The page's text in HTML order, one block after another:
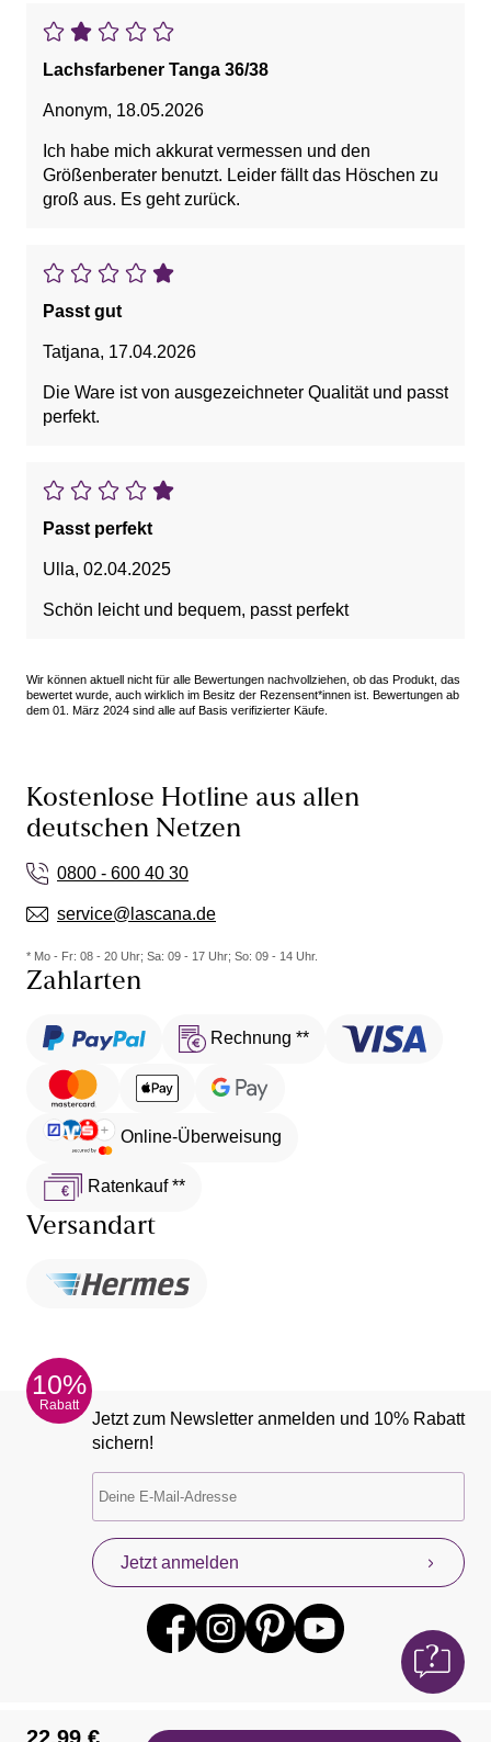
Lachsfarbener Tanga 36/38
Anonym, 18.05.2026
Ich habe mich akkurat vermessen und den
Größenberater benutzt. Leider fällt das Höschen zu
groß aus. Es geht zurück.
Passt gut
Tatjana, 17.04.2026
Die Ware ist von ausgezeichneter Qualität und passt
perfekt.
Passt perfekt
Ulla, 02.04.2025
Schön leicht und bequem, passt perfekt
Wir können aktuell nicht für alle Bewertungen nachvollziehen, ob das Produkt, das
bewertet wurde, auch wirklich im Besitz der Rezensent*innen ist. Bewertungen ab
dem 01. März 2024 sind alle auf Basis verifizierter Käufe.
Kostenlose Hotline aus allen
deutschen Netzen
0800 - 600 40 30
service@lascana.de
* Mo - Fr: 08 - 20 Uhr; Sa: 09 - 17 Uhr; So: 09 - 14 Uhr.
Zahlarten
Rechnung **
Online-Überweisung
Ratenkauf **
Versandart
10%
Rabatt
Jetzt zum Newsletter anmelden und 10% Rabatt
sichern!
Jetzt anmelden